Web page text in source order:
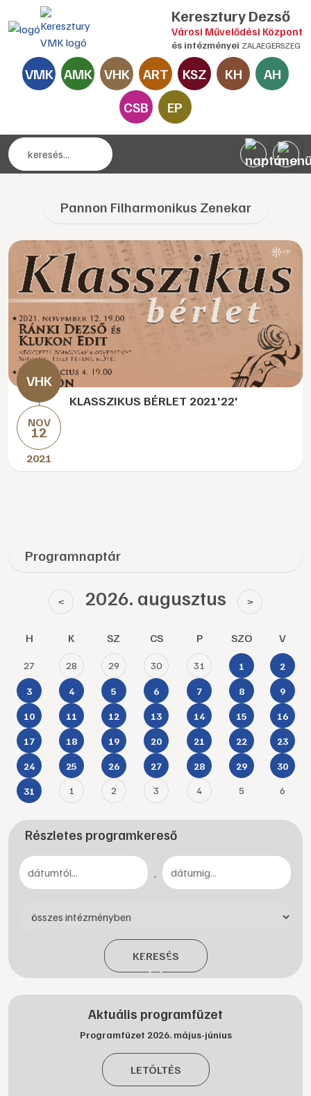
Keresztury Dezső
Városi Művelődési Központ
és intézményei ZALAEGERSZEG
VMK AMK VHK ART KSZ KH
AH
CSB
EP
Pannon Filharmonikus Zenekar
NOV
12
2021
KLASSZIKUS BÉRLET 2021'22'
Programnaptár
< 2026. augusztus >
H K SZ CS P SZO V
27 28 29 30 31 1 2
3 4 5 6 7 8 9
10 11 12 13 14 15 16
17 18 19 20 21 22 23
24 25 26 27 28 29 30
31 1 2 3 4 5 6
Részletes programkereső
-
KERESÉS
Aktuális programfüzet
Programfüzet 2026. május-június
LETÖLTÉS